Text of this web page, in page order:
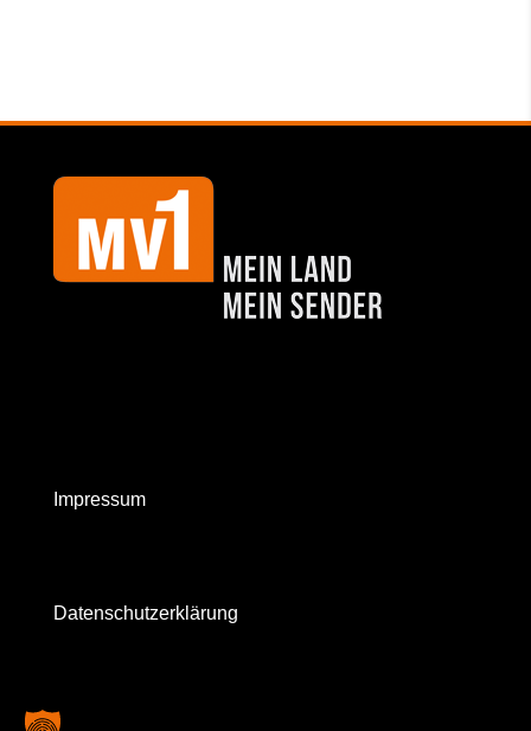
Impressum
Datenschutzerklärung